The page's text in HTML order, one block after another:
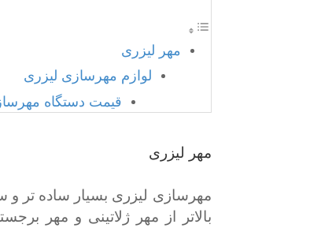
مهر لیزری
لوازم مهرسازی لیزری
قیمت دستگاه
مهر لیزری
مهرسازی لیزری بسیار ساده تر و
بالاتر از مهر ژلاتینی و مهر